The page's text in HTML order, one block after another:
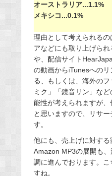
オーストラリア...1.1%
メキシコ...0.1%
理由として考えられる
アなどにも取り上げら
や、配信サイト
の動画からiTunesへの
る、もしくは、海外の
ミク」「鏡音リン」な
能性が考えられますが
と思いますので、リサ
す。
他にも、売上げに対す
Amazon MP3の展開も
調に進んでおります。
すね。